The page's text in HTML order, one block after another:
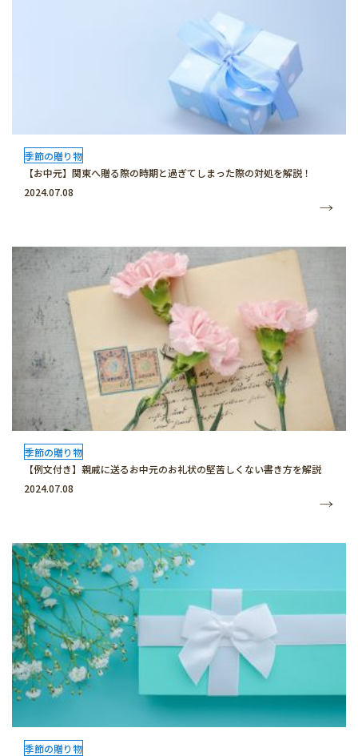
季節の贈り物
【お中元】関東へ贈る際の時期と過ぎてしまった際の対処を解説！
2024.07.08
季節の贈り物
【例文付き】親戚に送るお中元のお礼状の堅苦しくない書き方を解説
2024.07.08
季節の贈り物